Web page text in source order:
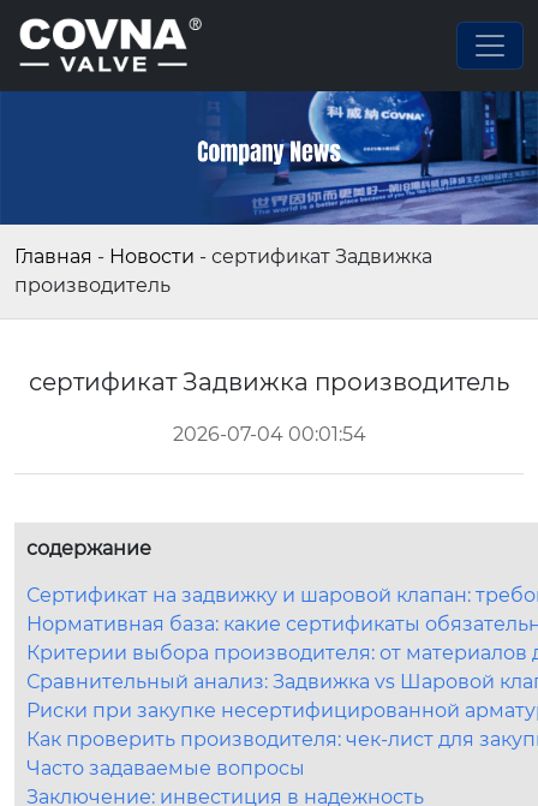
Главная - Новости - сертификат Задвижка
производитель
сертификат Задвижка производитель
2026-07-04 00:01:54
содержание
Сертификат на задвижку и шаровой клапан:
Нормативная база: какие сертификаты
Критерии выбора производителя: от материалов
Сравнительный анализ: Задвижка vs Шаровой
Риски при закупке несертифицированной
Как проверить производителя: чек-лист для
Часто задаваемые вопросы
Заключение: инвестиция в надежность